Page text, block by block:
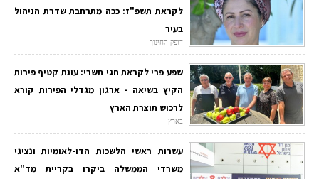
לקראת תשפ"ז: ככה מתרחבת שדרת הניהול
בעיר
דופק החינוך
שפע פרי לקראת חגי תשרי: עונת קטיף פירות
הקיץ בשיאה - ארגון מגדלי הפירות קורא
לרכוש תוצרת הארץ
בארץ
עשרות ראשי הלשכות הדו-לאומיות ונציגי
משרדי הממשלה ביקרו בקריית מד"א